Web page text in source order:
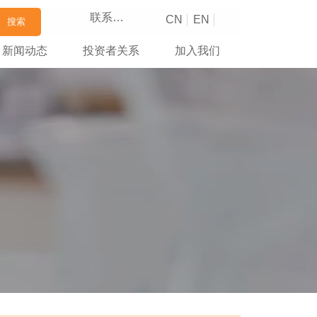
搜索 联系我们 CN EN
新闻动态 投资者关系 加入我们